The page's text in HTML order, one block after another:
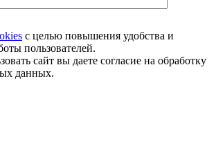
с целью повышения удобства и
пользователей.
сайт вы даете согласие на обработку
данных.